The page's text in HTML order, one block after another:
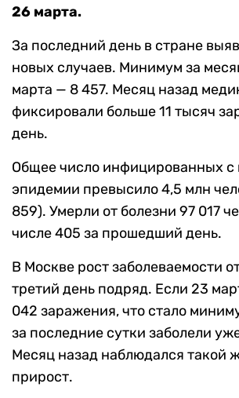
26 марта.
За последний день в стране
новых случаев. Минимум за
марта — 8 457. Месяц назад
фиксировали больше 11 тысяч
день.
Общее число инфицированных с
эпидемии превысило 4,5 млн
859). Умерли от болезни 97 017
числе 405 за прошедший день.
В Москве рост заболеваемости
третий день подряд. Если 23
042 заражения, что стало
за последние сутки заболели
Месяц назад наблюдался такой
прирост.